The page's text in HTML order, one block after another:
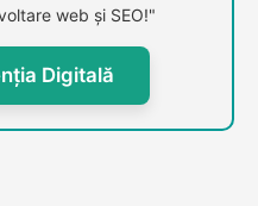
web și SEO!"
Digitală